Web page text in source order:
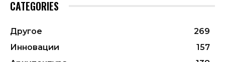
CATEGORIES
Другое
269
Инновации
157